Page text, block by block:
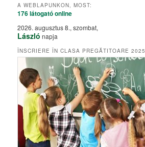
A WEBLAPUNKON, MOST:
176 látogatóonline
2026. augusztus 8., szombat,
László napja
ÎNSCRIERE ÎN CLASA PREGĂTITOARE 2025